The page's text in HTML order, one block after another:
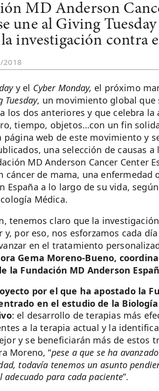
MD Anderson
une al Giving
investigación contra
2018
y el Cyber Monday, el próximo
Tuesday, un movimiento global que
los dos anteriores y que celebra la
tiempo, objetos…con un fin
página web de este movimiento y
una selección de causas a
MD Anderson Cancer Center
cáncer de mama, una enfermedad
España a lo largo de su vida,
Médica.
tenemos claro que la
y, por eso, nos esforzamos cada
en el tratamiento
Gema Moreno-Bueno,
la Fundación MD Anderson
por el que ha apostado la
en el estudio de la
: el desarrollo de terapias más
a la terapia actual y la
y se beneficiarán más de estos
Moreno, “pese a que se ha
todavía tenemos un asunto
adecuado para cada paciente”.